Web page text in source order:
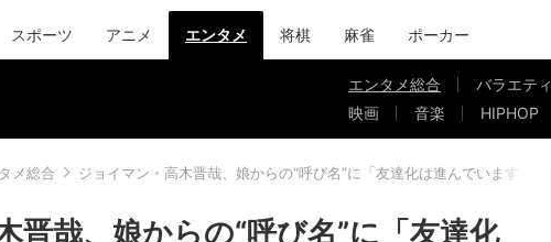
スポーツ アニメ エンタメ 将棋 麻雀 ポーカー
エンタメ総合 バラエティ
映画
音楽 HIPHOP
メ総合 ジョイマン・高木晋哉、娘からの“呼び名”に「友達化は進んでいます」
晋哉、娘からの“呼び名”に「友達化